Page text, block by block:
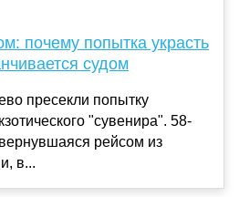
почему попытка украсть
судом
пресекли попытку
"сувенира". 58-
рейсом из
в...